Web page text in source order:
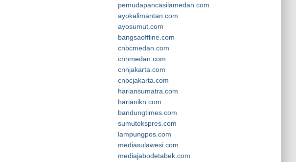
pemudapancasilamedan.com
ayokalimantan.com
ayosumut.com
bangsaoffline.com
cnbcmedan.com
cnnmedan.com
cnnjakarta.com
cnbcjakarta.com
hariansumatra.com
harianikn.com
bandungtimes.com
sumutekspres.com
lampungpos.com
mediasulawesi.com
mediajabodetabek.com